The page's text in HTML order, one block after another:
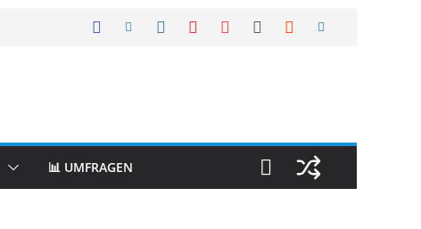
📊 UMFRAGEN